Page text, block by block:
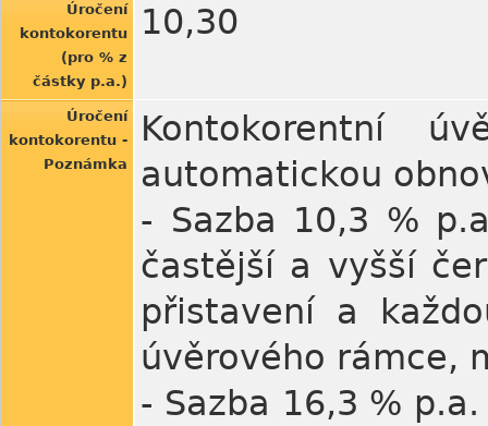
Úročení
kontokorentu
(pro % z
částky p.a.)
10,30
Úročení
kontokorentu -
Poznámka
Kontokorentní
automatickou
- Sazba 10,3 %
častější a vyšší
přistavení a
úvěrového rámce,
- Sazba 16,3 %